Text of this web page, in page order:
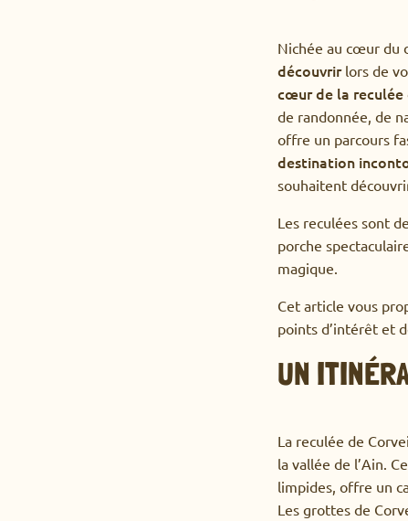
Nichée au cœur du
découvrirlors de
cœur de la reculée
de randonnée, de
offre un parcours
destination
souhaitent
Les reculées sont
porche
magique.
Cet article vous
points d’intérêt et
UN
La reculée de
la vallée de l’Ain.
limpides, offre un
Les grottes de